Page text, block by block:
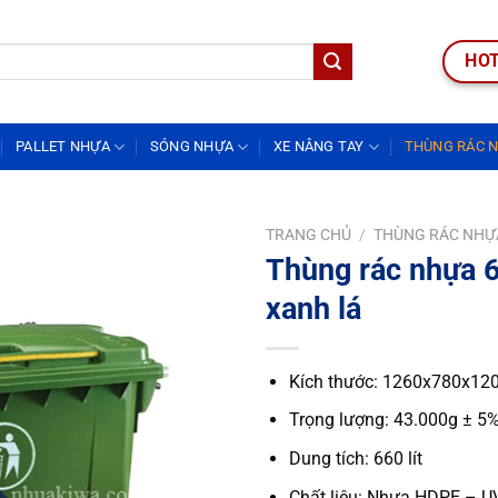
PALLET NHỰA SÓNG NHỰA XE NÂNG TAY THÙNG RÁC
TRANG CHỦ / THÙNG RÁC
Thùng rác nhựa
xanh lá
Kích thước:
Trọng lượng: 43.000g ±
Dung tích: 660 lít